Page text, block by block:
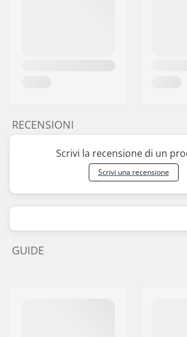
RECENSIONI
Scrivi la recensione di un
Scrivi una recensione
GUIDE